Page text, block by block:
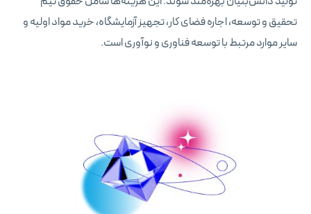
تحقیق و توسعه، اجاره فضای کار، تجهیز آزمایشگاه، خرید مواد اولیه و
سایر موارد مرتبط با توسعه فناوری و نوآوری است.